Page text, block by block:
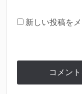
新しい投稿を